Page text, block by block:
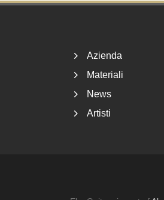
Azienda
Materiali
News
Artisti